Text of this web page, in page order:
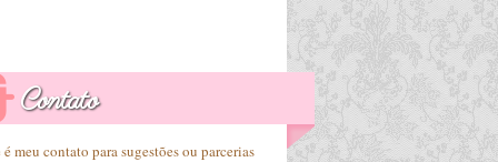
Contato
é meu contato para sugestões ou parcerias